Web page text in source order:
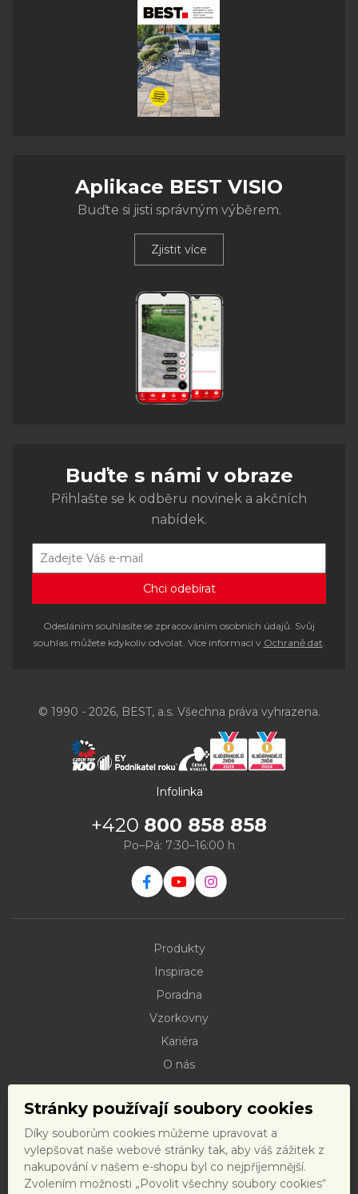
Stránky používají soubory cookies
Díky souborům cookies můžeme upravovat a
vylepšovat naše webové stránky tak, aby váš zážitek z
nakupování v našem e-shopu byl co nejpříjemnější.
Zvolením možnosti „Povolit všechny soubory cookies“
Aplikace BEST VISIO
Buďte si jisti správným výběrem.
Zjistit více
Buďte s námi v obraze
Přihlašte se k odběru novinek a akčních
nabídek.
Odesláním souhlasíte se zpracováním osobních údajů. Svůj
souhlas můžete kdykoliv odvolat. Více informací v Ochraně dat.
© 1990 - 2026, BEST, a.s. Všechna práva vyhrazena.
Infolinka
+420 800 858 858
Po–Pá: 7:30–16:00 h
Produkty
Inspirace
Poradna
Vzorkovny
Kariéra
O nás
Dokumenty ke stažení
Doprava
Reklamační řád
Reklamační formulář